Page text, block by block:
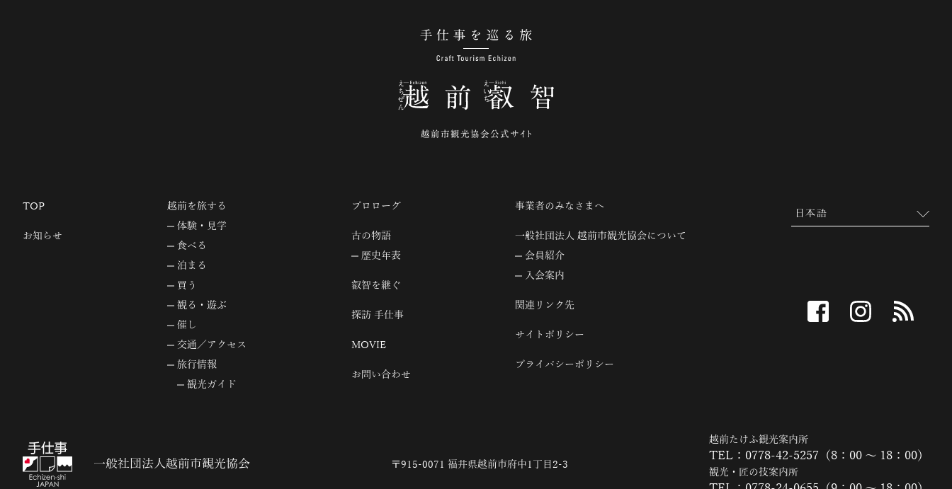
TOP
お知らせ
越前を旅する
体験・見学
食べる
泊まる
買う
観る・遊ぶ
催し
交通／アクセス
旅行情報
観光ガイド
プロローグ
古の物語
歴史年表
叡智を継ぐ
探訪 手仕事
MOVIE
お問い合わせ
事業者のみなさまへ
一般社団法人 越前市観光協会について
会員紹介
入会案内
関連リンク先
サイトポリシー
プライバシーポリシー
facebook instagram
一般社団法人越前市観光協会 〒915-0071 福井県越前市府中1丁目2-3
越前たけふ観光案内所
TEL：0778-42-5257（8：00 ～ 18：00）
観光・匠の技案内所